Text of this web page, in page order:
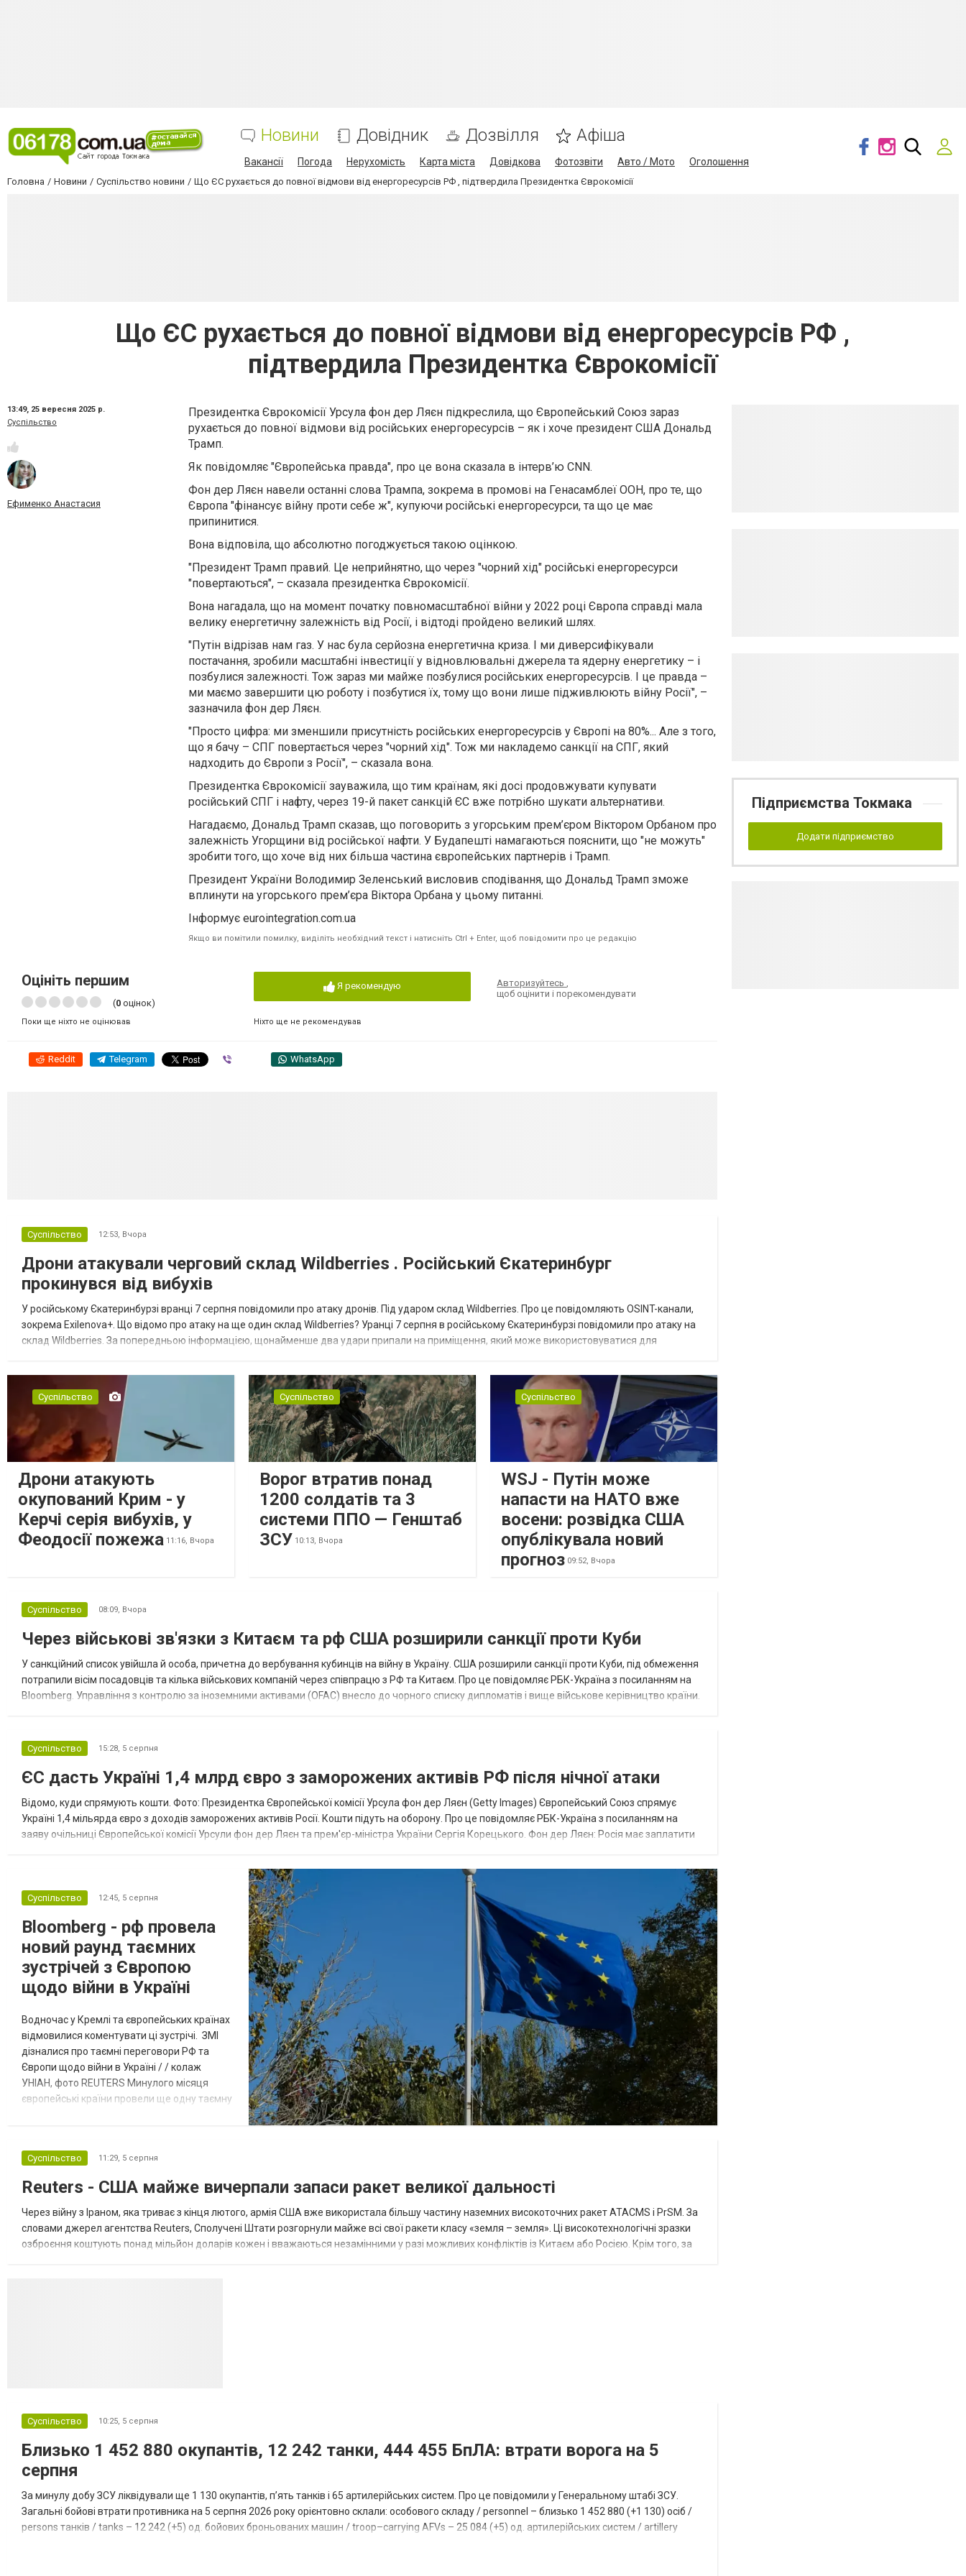
Новини Довідник Дозвілля Афіша
Вакансії Погода Нерухомість Карта міста Довідкова Фотозвіти Авто / Мото Оголошення
Головна Новини Суспільство новини Що ЄС рухається до повної відмови від енергоресурсів РФ , підтвердила Президентка Єврокомісії
Що ЄС рухається до повної відмови від енергоресурсів РФ ,
підтвердила Президентка Єврокомісії
13:49, 25 вересня 2025 р.
Суспільство
Ефименко Анастасия
Президентка Єврокомісії Урсула фон дер Ляєн підкреслила, що Європейський Союз зараз
рухається до повної відмови від російських енергоресурсів – як і хоче президент США Дональд
Трамп.
Як повідомляє "Європейська правда", про це вона сказала в інтерв’ю CNN.
Фон дер Ляєн навели останні слова Трампа, зокрема в промові на Генасамблеї ООН, про те, що
Європа "фінансує війну проти себе ж", купуючи російські енергоресурси, та що це має
припинитися.
Вона відповіла, що абсолютно погоджується такою оцінкою.
"Президент Трамп правий. Це неприйнятно, що через "чорний хід" російські енергоресурси
"повертаються", – сказала президентка Єврокомісії.
Вона нагадала, що на момент початку повномасштабної війни у 2022 році Європа справді мала
велику енергетичну залежність від Росії, і відтоді пройдено великий шлях.
"Путін відрізав нам газ. У нас була серйозна енергетична криза. І ми диверсифікували
постачання, зробили масштабні інвестиції у відновлювальні джерела та ядерну енергетику – і
позбулися залежності. Тож зараз ми майже позбулися російських енергоресурсів. І це правда –
ми маємо завершити цю роботу і позбутися їх, тому що вони лише підживлюють війну Росії", –
зазначила фон дер Ляєн.
"Просто цифра: ми зменшили присутність російських енергоресурсів у Європі на 80%... Але з того,
що я бачу – СПГ повертається через "чорний хід". Тож ми накладемо санкції на СПГ, який
надходить до Європи з Росії", – сказала вона.
Президентка Єврокомісії зауважила, що тим країнам, які досі продовжувати купувати
російський СПГ і нафту, через 19-й пакет санкцій ЄС вже потрібно шукати альтернативи.
Нагадаємо, Дональд Трамп сказав, що поговорить з угорським прем’єром Віктором Орбаном про
залежність Угорщини від російської нафти. У Будапешті намагаються пояснити, що "не можуть"
зробити того, що хоче від них більша частина європейських партнерів і Трамп.
Президент України Володимир Зеленський висловив сподівання, що Дональд Трамп зможе
вплинути на угорського прем’єра Віктора Орбана у цьому питанні.
Інформує eurointegration.com.ua
Якщо ви помітили помилку, виділіть необхідний текст і натисніть Ctrl + Enter, щоб повідомити про це редакцію
Оцініть першим
(0 оцінок)
Поки ще ніхто не оцінював
Я рекомендую
Ніхто ще не рекомендував
Авторизуйтесь,
щоб оцінити і порекомендувати
Reddit Telegram WhatsApp
Суспільство 12:53, Вчора
Дрони атакували черговий склад Wildberries . Російський Єкатеринбург
прокинувся від вибухів
У російському Єкатеринбурзі вранці 7 серпня повідомили про атаку дронів. Під ударом склад Wildberries. Про це повідомляють OSINT-канали,
зокрема Exilenova+. Що відомо про атаку на ще один склад Wildberries? Уранці 7 серпня в російському Єкатеринбурзі повідомили про атаку на
склад Wildberries. За попередньою інформацією, щонайменше два удари припали на приміщення, який може використовуватися для
Суспільство
Дрони атакують
окупований Крим - у
Керчі серія вибухів, у
Феодосії пожежа 11:16, Вчора
Суспільство
Ворог втратив понад
1200 солдатів та 3
системи ППО — Генштаб
ЗСУ 10:13, Вчора
Суспільство
WSJ - Путін може
напасти на НАТО вже
восени: розвідка США
опублікувала новий
прогноз 09:52, Вчора
Суспільство 08:09, Вчора
Через військові зв'язки з Китаєм та рф США розширили санкції проти Куби
У санкційний список увійшла й особа, причетна до вербування кубинців на війну в Україну. США розширили санкції проти Куби, під обмеження
потрапили вісім посадовців та кілька військових компаній через співпрацю з РФ та Китаєм. Про це повідомляє РБК-Україна з посиланням на
Bloomberg. Управління з контролю за іноземними активами (OFAC) внесло до чорного списку дипломатів і вище військове керівництво країни.
Суспільство 15:28, 5 серпня
ЄС дасть Україні 1,4 млрд євро з заморожених активів РФ після нічної атаки
Відомо, куди спрямують кошти. Фото: Президентка Європейської комісії Урсула фон дер Ляєн (Getty Images) Європейський Союз спрямує
Україні 1,4 мільярда євро з доходів заморожених активів Росії. Кошти підуть на оборону. Про це повідомляє РБК-Україна з посиланням на
заяву очільниці Європейської комісії Урсули фон дер Ляєн та прем'єр-міністра України Сергія Корецького. Фон дер Ляєн: Росія має заплатити
Суспільство 12:45, 5 серпня
Bloomberg - рф провела
новий раунд таємних
зустрічей з Європою
щодо війни в Україні
Водночас у Кремлі та європейських країнах
відмовилися коментувати ці зустрічі. ЗМІ
дізналися про таємні переговори РФ та
Європи щодо війни в Україні / / колаж
УНІАН, фото REUTERS Минулого місяця
європейські країни провели ще одну таємну
зі сторони Європи до цих переговорів
долучилися колишні високопосадовці
Великої Британії, Франції, Німеччини та Р...
Суспільство 11:29, 5 серпня
Reuters - США майже вичерпали запаси ракет великої дальності
Через війну з Іраном, яка триває з кінця лютого, армія США вже використала більшу частину наземних високоточних ракет ATACMS і PrSM. За
словами джерел агентства Reuters, Сполучені Штати розгорнули майже всі свої ракети класу «земля – земля». Ці високотехнологічні зразки
озброєння коштують понад мільйон доларів кожен і вважаються незамінними у разі можливих конфліктів із Китаєм або Росією. Крім того, за
Суспільство 10:25, 5 серпня
Близько 1 452 880 окупантів, 12 242 танки, 444 455 БпЛА: втрати ворога на 5
серпня
За минулу добу ЗСУ ліквідували ще 1 130 окупантів, пʼять танків і 65 артилерійських систем. Про це повідомили у Генеральному штабі ЗСУ.
Загальні бойові втрати противника на 5 серпня 2026 року орієнтовно склали: особового складу / personnel – близько 1 452 880 (+1 130) осіб /
persons танків / tanks – 12 242 (+5) од. бойових броньованих машин / troop–carrying AFVs – 25 084 (+5) од. артилерійських систем / artillery
Підприємства Токмака
Додати підприємство